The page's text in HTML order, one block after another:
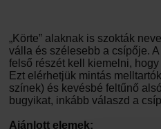
„Körte” alaknak is szokták
válla és szélesebb a csípője.
felső részét kell kiemelni,
Ezt elérhetjük mintás
színek) és kevésbé feltűnő
bugyikat, inkább válaszd a
Ajánlott elemek: